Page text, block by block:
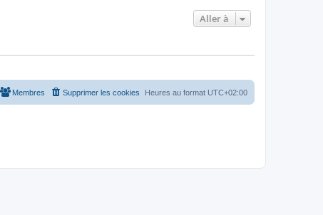
Aller à
Heures au format UTC+02:00
Supprimer les cookies
Membres